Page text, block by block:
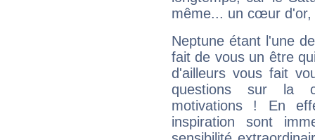
même... un cœur d'or,
Neptune étant l'une
fait de vous un être
d'ailleurs vous fait
questions sur la
motivations ! En
inspiration sont